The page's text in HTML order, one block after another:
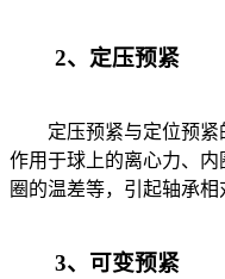
2、定压预紧
定压预紧与定位预紧
作用于球上的离心力、
圈的温差等，引起轴承相
3、可变预紧